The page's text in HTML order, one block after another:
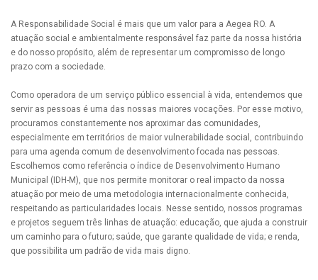
A Responsabilidade Social é mais que um valor para a Aegea RO. A
atuação social e ambientalmente responsável faz parte da nossa história
e do nosso propósito, além de representar um compromisso de longo
prazo com a sociedade.
Como operadora de um serviço público essencial à vida, entendemos que
servir as pessoas é uma das nossas maiores vocações. Por esse motivo,
procuramos constantemente nos aproximar das comunidades,
especialmente em territórios de maior vulnerabilidade social, contribuindo
para uma agenda comum de desenvolvimento focada nas pessoas.
Escolhemos como referência o índice de Desenvolvimento Humano
Municipal (IDH-M), que nos permite monitorar o real impacto da nossa
atuação por meio de uma metodologia internacionalmente conhecida,
respeitando as particularidades locais. Nesse sentido, nossos programas
e projetos seguem três linhas de atuação: educação, que ajuda a construir
um caminho para o futuro; saúde, que garante qualidade de vida; e renda,
que possibilita um padrão de vida mais digno.